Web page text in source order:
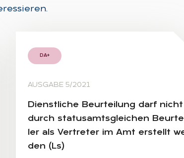
DA+
AUSGABE 5/2021
Dienst­li­che Be­ur­tei­lung darf nicht
durch sta­tusamts­glei­chen
ler als Ver­tre­ter im Amt er­stellt
den (Ls)